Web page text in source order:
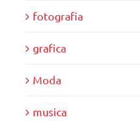
fotografia
grafica
Moda
musica